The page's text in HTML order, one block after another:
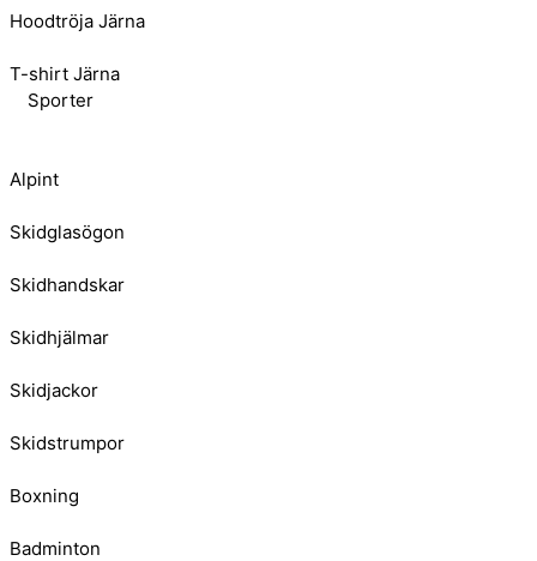
Hoodtröja Järna
T-shirt Järna
Sporter
Alpint
Skidglasögon
Skidhandskar
Skidhjälmar
Skidjackor
Skidstrumpor
Boxning
Badminton